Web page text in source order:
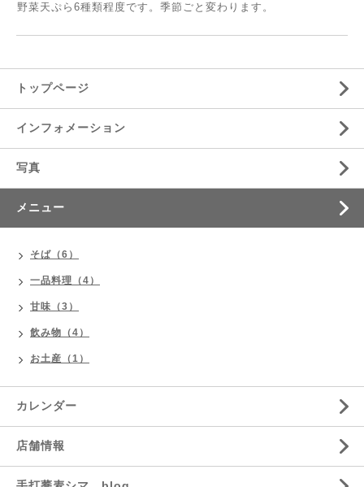
野菜天ぷら6種類程度です。季節ごと変わります。
トップページ
インフォメーション
写真
メニュー
そば（6）
一品料理（4）
甘味（3）
飲み物（4）
お土産（1）
カレンダー
店舗情報